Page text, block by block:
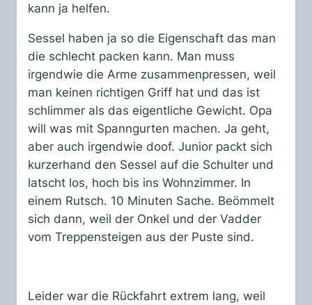
kann ja helfen.
Sessel haben ja so die Eigenschaft das man
die schlecht packen kann. Man muss
irgendwie die Arme zusammenpressen, weil
man keinen richtigen Griff hat und das ist
schlimmer als das eigentliche Gewicht. Opa
will was mit Spanngurten machen. Ja geht,
aber auch irgendwie doof. Junior packt sich
kurzerhand den Sessel auf die Schulter und
latscht los, hoch bis ins Wohnzimmer. In
einem Rutsch. 10 Minuten Sache. Beömmelt
sich dann, weil der Onkel und der Vadder
vom Treppensteigen aus der Puste sind.
Leider war die Rückfahrt extrem lang, weil